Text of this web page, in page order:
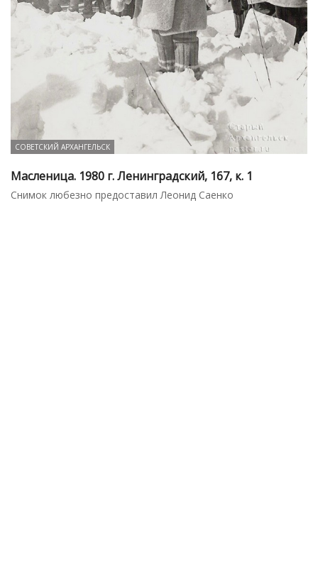
СОВЕТСКИЙ АРХАНГЕЛЬСК
Масленица. 1980 г. Ленинградский, 167, к. 1
Снимок любезно предоставил Леонид Саенко